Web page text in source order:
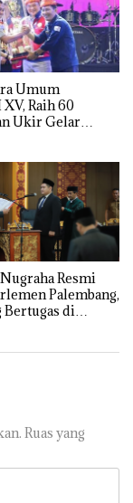
Umum
Raih 60
Ukir Gelar
Resmi
Palembang,
Bertugas di
Ruas yang